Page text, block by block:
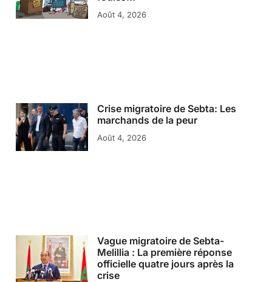
Août 4, 2026
Crise migratoire de Sebta: Les
marchands de la peur
Août 4, 2026
Vague migratoire de Sebta-
Melillia : La première réponse
officielle quatre jours après la
crise